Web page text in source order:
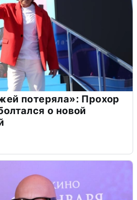
потеряла»: Прохор
о новой